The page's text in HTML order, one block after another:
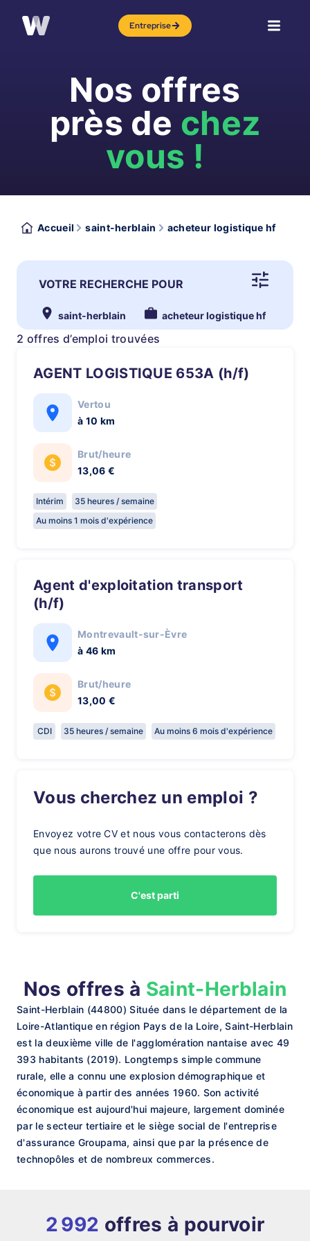
Entreprise
Nos offres
près de chez
vous !
Accueil saint-herblain acheteur logistique hf
VOTRE RECHERCHE POUR
saint-herblain acheteur logistique hf
2 offres d’emploi trouvées
AGENT LOGISTIQUE 653A (h/f)
Vertou
à 10 km
Brut/heure
13,06 €
Intérim
35 heures / semaine
Au moins 1 mois d'expérience
Agent d'exploitation transport
(h/f)
Montrevault-sur-Èvre
à 46 km
Brut/heure
13,00 €
CDI 35 heures / semaine Au moins 6 mois d'expérience
Vous cherchez un emploi ?
Envoyez votre CV et nous vous contacterons dès
que nous aurons trouvé une offre pour vous.
C'est parti
Nos offres à Saint-Herblain
Saint-Herblain (44800) Située dans le département de la
Loire-Atlantique en région Pays de la Loire, Saint-Herblain
est la deuxième ville de l'agglomération nantaise avec 49
393 habitants (2019). Longtemps simple commune
rurale, elle a connu une explosion démographique et
économique à partir des années 1960. Son activité
économique est aujourd'hui majeure, largement dominée
par le secteur tertiaire et le siège social de l'entreprise
d'assurance Groupama, ainsi que par la présence de
technopôles et de nombreux commerces.
2 992 offres à pourvoir